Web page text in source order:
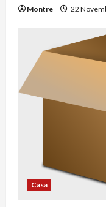
Montre 22
Casa